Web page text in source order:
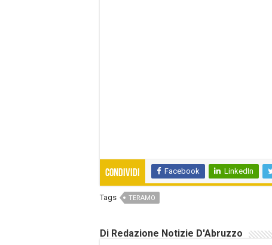
Condividi Facebook LinkedIn
Tags TERAMO
Di Redazione Notizie D'Abruzzo